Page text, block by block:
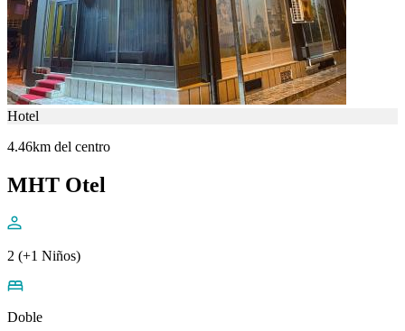
Hotel
4.46km del centro
MHT Otel
2 (+1 Niños)
Doble